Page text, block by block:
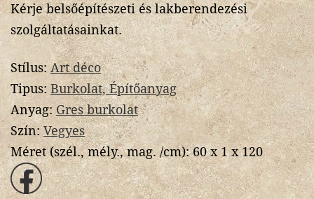
Kérje belsőépítészeti és lakberendezési
szolgáltatásainkat.
Stílus: Art déco
Tipus: Burkolat, Építőanyag
Anyag: Gres burkolat
Szín:Vegyes
Méret (szél., mély., mag. /cm):60 x 1 x 120